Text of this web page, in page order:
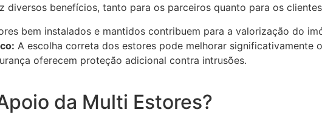
diversos benefícios, tanto para os parceiros quanto para os
bem instalados e mantidos contribuem para a valorização do
A escolha correta dos estores pode melhorar significativamente
oferecem proteção adicional contra intrusões.
da Multi Estores?